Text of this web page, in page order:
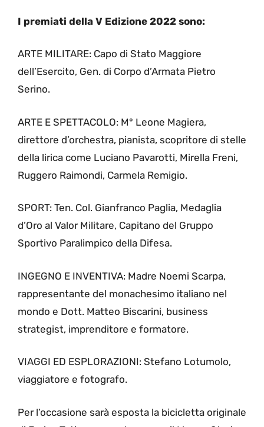
I premiati della V Edizione 2022 sono:
ARTE MILITARE: Capo di Stato Maggiore
dell’Esercito, Gen. di Corpo d’Armata Pietro
Serino.
ARTE E SPETTACOLO: M° Leone Magiera,
direttore d’orchestra, pianista, scopritore di stelle
della lirica come Luciano Pavarotti, Mirella Freni,
Ruggero Raimondi, Carmela Remigio.
SPORT: Ten. Col. Gianfranco Paglia, Medaglia
d’Oro al Valor Militare, Capitano del Gruppo
Sportivo Paralimpico della Difesa.
INGEGNO E INVENTIVA: Madre Noemi Scarpa,
rappresentante del monachesimo italiano nel
mondo e Dott. Matteo Biscarini, business
strategist, imprenditore e formatore.
VIAGGI ED ESPLORAZIONI: Stefano Lotumolo,
viaggiatore e fotografo.
Per l’occasione sarà esposta la bicicletta originale